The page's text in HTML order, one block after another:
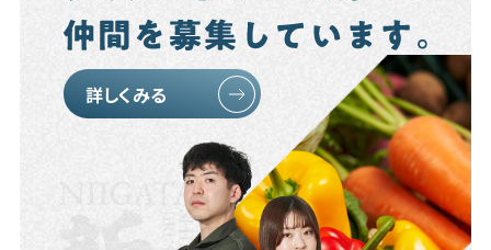
詳しくみる